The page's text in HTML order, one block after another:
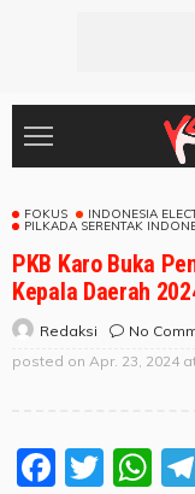
FOKUS INDONESIA
PILKADA SERENTAK
PKB Karo Buka
Kepala Daerah
Redaksi
No
posted on Apr. 23, 2024